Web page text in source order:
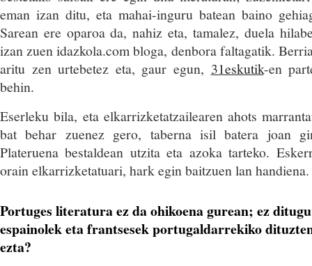
eman izan ditu, eta mahai-inguru batean baino
Sarean ere oparoa da, nahiz eta, tamalez, duela
izan zuen idazkola.com bloga, denbora faltagatik.
aritu zen urtebetez eta, gaur egun, 31eskutik-en
behin.
Eserleku bila, eta elkarrizketatzailearen ahots
bat behar zuenez gero, taberna isil batera joan
Plateruena bestaldean utzita eta azoka tarteko.
orain elkarrizketatuari, hark egin baitzuen lan handiena.
Portuges literatura ez da ohikoena gurean; ez
espainolek eta frantsesek portugaldarrekiko
ezta?